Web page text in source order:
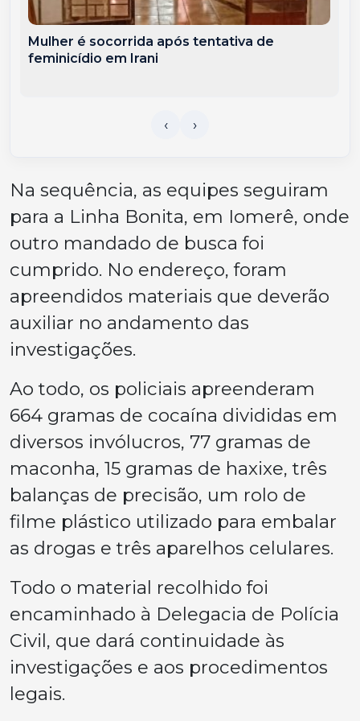
Mulher é socorrida após tentativa de
feminicídio em Irani
Na sequência, as equipes seguiram
para a Linha Bonita, em Iomerê, onde
outro mandado de busca foi
cumprido. No endereço, foram
apreendidos materiais que deverão
auxiliar no andamento das
investigações.
Ao todo, os policiais apreenderam
664 gramas de cocaína divididas em
diversos invólucros, 77 gramas de
maconha, 15 gramas de haxixe, três
balanças de precisão, um rolo de
filme plástico utilizado para embalar
as drogas e três aparelhos celulares.
Todo o material recolhido foi
encaminhado à Delegacia de Polícia
Civil, que dará continuidade às
investigações e aos procedimentos
legais.